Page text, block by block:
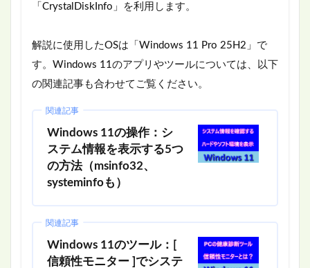
「CrystalDiskInfo」を利用します。
解説に使用したOSは「Windows 11 Pro 25H2」で
す。Windows 11のアプリやツールについては、以下
の関連記事も合わせてご覧ください。
関連記事
Windows 11の操作：シ
ステム情報を表示する5つ
の方法（msinfo32、
systeminfoも）
関連記事
Windows 11のツール：[
信頼性モニター ]でシステ